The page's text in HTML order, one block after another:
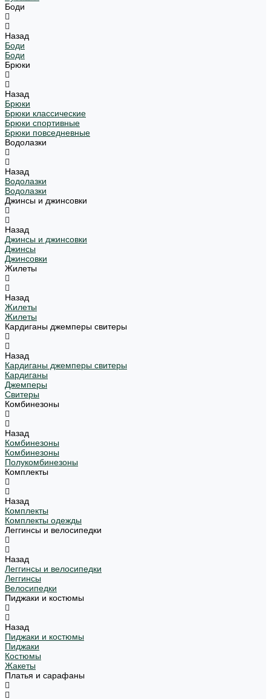
Боди
Назад
Боди
Боди
Брюки
Назад
Брюки
Брюки классические
Брюки спортивные
Брюки повседневные
Водолазки
Назад
Водолазки
Водолазки
Джинсы и джинсовки
Назад
Джинсы и джинсовки
Джинсы
Джинсовки
Жилеты
Назад
Жилеты
Жилеты
Кардиганы джемперы свитеры
Назад
Кардиганы джемперы свитеры
Кардиганы
Джемперы
Свитеры
Комбинезоны
Назад
Комбинезоны
Комбинезоны
Полукомбинезоны
Комплекты
Назад
Комплекты
Комплекты одежды
Леггинсы и велосипедки
Назад
Леггинсы и велосипедки
Леггинсы
Велосипедки
Пиджаки и костюмы
Назад
Пиджаки и костюмы
Пиджаки
Костюмы
Жакеты
Платья и сарафаны